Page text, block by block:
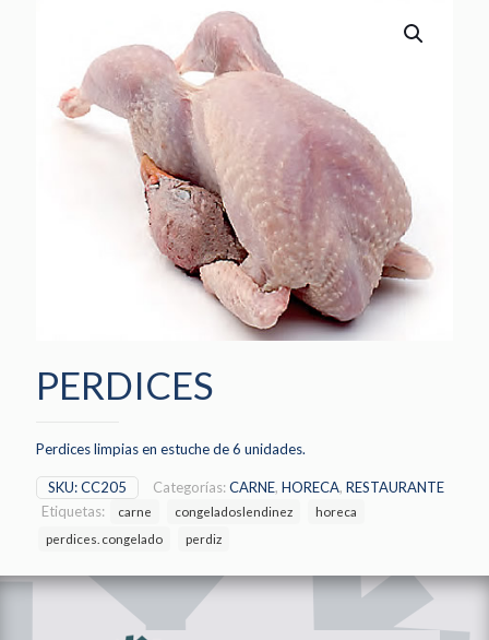
PERDICES
Perdices limpias en estuche de 6 unidades.
SKU:CC205 Categorías:CARNE, HORECA, RESTAURANTE
Etiquetas:
carne congeladoslendinez
horeca
perdices. congelado
perdiz